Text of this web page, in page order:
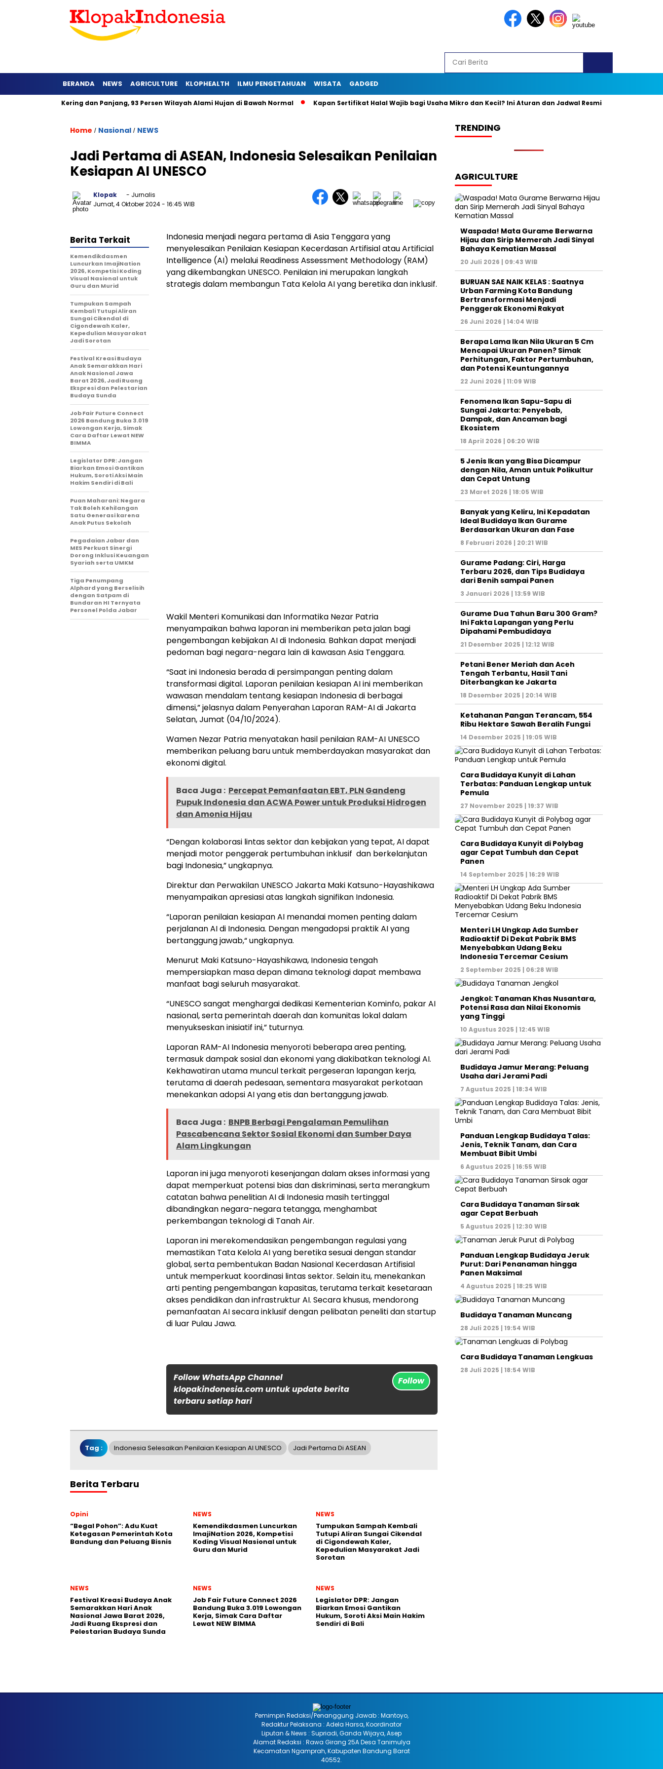
BERANDA NEWS AGRICULTURE KLOPHEALTH ILMU PENGETAHUAN WISATA GADGED
Lebih Kering dan Panjang, 93 Persen Wilayah Alami Hujan di Bawah Normal Kapan Sertifikat Halal Wajib bagi Usaha Mikro dan Kecil? Ini Aturan dan Jadwal Resminya
Home / Nasional / NEWS
Jadi Pertama di ASEAN, Indonesia Selesaikan Penilaian
Kesiapan AI UNESCO
Klopak
- Jurnalis
Jumat, 4 Oktober 2024- 16:45 WIB
Indonesia menjadi negara pertama di Asia Tenggara yang
menyelesaikan Penilaian Kesiapan Kecerdasan Artifisial atau Artificial
Intelligence (AI) melalui Readiness Assessment Methodology (RAM)
yang dikembangkan UNESCO. Penilaian ini merupakan langkah
strategis dalam membangun Tata Kelola AI yang beretika dan inklusif.
Wakil Menteri Komunikasi dan Informatika Nezar Patria
menyampaikan bahwa laporan ini memberikan peta jalan bagi
pengembangan kebijakan AI di Indonesia. Bahkan dapat menjadi
pedoman bagi negara-negara lain di kawasan Asia Tenggara.
“Saat ini Indonesia berada di persimpangan penting dalam
transformasi digital. Laporan penilaian kesiapan AI ini memberikan
wawasan mendalam tentang kesiapan Indonesia di berbagai
dimensi,” jelasnya dalam Penyerahan Laporan RAM-AI di Jakarta
Selatan, Jumat (04/10/2024).
Wamen Nezar Patria menyatakan hasil penilaian RAM-AI UNESCO
memberikan peluang baru untuk memberdayakan masyarakat dan
ekonomi digital.
Baca Juga : Percepat Pemanfaatan EBT, PLN Gandeng
Pupuk Indonesia dan ACWA Power untuk Produksi Hidrogen
dan Amonia Hijau
“Dengan kolaborasi lintas sektor dan kebijakan yang tepat, AI dapat
menjadi motor penggerak pertumbuhan inklusif dan berkelanjutan
bagi Indonesia,” ungkapnya.
Direktur dan Perwakilan UNESCO Jakarta Maki Katsuno-Hayashikawa
menyampaikan apresiasi atas langkah signifikan Indonesia.
“Laporan penilaian kesiapan AI menandai momen penting dalam
perjalanan AI di Indonesia. Dengan mengadopsi praktik AI yang
bertanggung jawab,“ ungkapnya.
Menurut Maki Katsuno-Hayashikawa, Indonesia tengah
mempersiapkan masa depan dimana teknologi dapat membawa
manfaat bagi seluruh masyarakat.
“UNESCO sangat menghargai dedikasi Kementerian Kominfo, pakar AI
nasional, serta pemerintah daerah dan komunitas lokal dalam
menyukseskan inisiatif ini,” tuturnya.
Laporan RAM-AI Indonesia menyoroti beberapa area penting,
termasuk dampak sosial dan ekonomi yang diakibatkan teknologi AI.
Kekhawatiran utama muncul terkait pergeseran lapangan kerja,
terutama di daerah pedesaan, sementara masyarakat perkotaan
menekankan adopsi AI yang etis dan bertanggung jawab.
Baca Juga : BNPB Berbagi Pengalaman Pemulihan
Pascabencana Sektor Sosial Ekonomi dan Sumber Daya
Alam Lingkungan
Laporan ini juga menyoroti kesenjangan dalam akses informasi yang
dapat memperkuat potensi bias dan diskriminasi, serta merangkum
catatan bahwa penelitian AI di Indonesia masih tertinggal
dibandingkan negara-negara tetangga, menghambat
perkembangan teknologi di Tanah Air.
Laporan ini merekomendasikan pengembangan regulasi yang
memastikan Tata Kelola AI yang beretika sesuai dengan standar
global, serta pembentukan Badan Nasional Kecerdasan Artifisial
untuk memperkuat koordinasi lintas sektor. Selain itu, menekankan
arti penting pengembangan kapasitas, terutama terkait kesetaraan
akses pendidikan dan infrastruktur AI. Secara khusus, mendorong
pemanfaatan AI secara inklusif dengan pelibatan peneliti dan startup
di luar Pulau Jawa.
Follow WhatsApp Channel
klopakindonesia.com untuk update berita
terbaru setiap hari
Follow
Berita Terkait
Kemendikdasmen
Luncurkan ImajiNation
2026, Kompetisi Koding
Visual Nasional untuk
Guru dan Murid
Tumpukan Sampah
Kembali Tutupi Aliran
Sungai Cikendal di
Cigondewah Kaler,
Kepedulian Masyarakat
Jadi Sorotan
Festival Kreasi Budaya
Anak Semarakkan Hari
Anak Nasional Jawa
Barat 2026, Jadi Ruang
Ekspresi dan Pelestarian
Budaya Sunda
Job Fair Future Connect
2026 Bandung Buka 3.019
Lowongan Kerja, Simak
Cara Daftar Lewat NEW
BIMMA
Legislator DPR: Jangan
Biarkan Emosi Gantikan
Hukum, Soroti Aksi Main
Hakim Sendiri di Bali
Puan Maharani: Negara
Tak Boleh Kehilangan
Satu Generasi karena
Anak Putus Sekolah
Pegadaian Jabar dan
MES Perkuat Sinergi
Dorong Inklusi Keuangan
Syariah serta UMKM
Tiga Penumpang
Alphard yang Berselisih
dengan Satpam di
Bundaran HI Ternyata
Personel Polda Jabar
Tag : Indonesia Selesaikan Penilaian Kesiapan AI UNESCO Jadi Pertama Di ASEAN
Berita Terbaru
Opini
“Begal Pohon”: Adu Kuat
Ketegasan Pemerintah Kota
Bandung dan Peluang Bisnis
NEWS
Kemendikdasmen Luncurkan
ImajiNation 2026, Kompetisi
Koding Visual Nasional untuk
Guru dan Murid
NEWS
Tumpukan Sampah Kembali
Tutupi Aliran Sungai Cikendal
di Cigondewah Kaler,
Kepedulian Masyarakat Jadi
Sorotan
NEWS
Festival Kreasi Budaya Anak
Semarakkan Hari Anak
Nasional Jawa Barat 2026,
Jadi Ruang Ekspresi dan
Pelestarian Budaya Sunda
NEWS
Job Fair Future Connect 2026
Bandung Buka 3.019 Lowongan
Kerja, Simak Cara Daftar
Lewat NEW BIMMA
NEWS
Legislator DPR: Jangan
Biarkan Emosi Gantikan
Hukum, Soroti Aksi Main Hakim
Sendiri di Bali
TRENDING
AGRICULTURE
Waspada! Mata Gurame Berwarna
Hijau dan Sirip Memerah Jadi Sinyal
Bahaya Kematian Massal
20 Juli 2026 | 09:43 WIB
BURUAN SAE NAIK KELAS : Saatnya
Urban Farming Kota Bandung
Bertransformasi Menjadi
Penggerak Ekonomi Rakyat
26 Juni 2026 | 14:04 WIB
Berapa Lama Ikan Nila Ukuran 5 Cm
Mencapai Ukuran Panen? Simak
Perhitungan, Faktor Pertumbuhan,
dan Potensi Keuntungannya
22 Juni 2026 | 11:09 WIB
Fenomena Ikan Sapu-Sapu di
Sungai Jakarta: Penyebab,
Dampak, dan Ancaman bagi
Ekosistem
18 April 2026 | 06:20 WIB
5 Jenis Ikan yang Bisa Dicampur
dengan Nila, Aman untuk Polikultur
dan Cepat Untung
23 Maret 2026 | 18:05 WIB
Banyak yang Keliru, Ini Kepadatan
Ideal Budidaya Ikan Gurame
Berdasarkan Ukuran dan Fase
8 Februari 2026 | 20:21 WIB
Gurame Padang: Ciri, Harga
Terbaru 2026, dan Tips Budidaya
dari Benih sampai Panen
3 Januari 2026 | 13:59 WIB
Gurame Dua Tahun Baru 300 Gram?
Ini Fakta Lapangan yang Perlu
Dipahami Pembudidaya
21 Desember 2025 | 12:12 WIB
Petani Bener Meriah dan Aceh
Tengah Terbantu, Hasil Tani
Diterbangkan ke Jakarta
18 Desember 2025 | 20:14 WIB
Ketahanan Pangan Terancam, 554
Ribu Hektare Sawah Beralih Fungsi
14 Desember 2025 | 19:05 WIB
Cara Budidaya Kunyit di Lahan
Terbatas: Panduan Lengkap untuk
Pemula
27 November 2025 | 19:37 WIB
Cara Budidaya Kunyit di Polybag
agar Cepat Tumbuh dan Cepat
Panen
14 September 2025 | 16:29 WIB
Menteri LH Ungkap Ada Sumber
Radioaktif Di Dekat Pabrik BMS
Menyebabkan Udang Beku
Indonesia Tercemar Cesium
2 September 2025 | 06:28 WIB
Jengkol: Tanaman Khas Nusantara,
Potensi Rasa dan Nilai Ekonomis
yang Tinggi
10 Agustus 2025 | 12:45 WIB
Budidaya Jamur Merang: Peluang
Usaha dari Jerami Padi
7 Agustus 2025 | 18:34 WIB
Panduan Lengkap Budidaya Talas:
Jenis, Teknik Tanam, dan Cara
Membuat Bibit Umbi
6 Agustus 2025 | 16:55 WIB
Cara Budidaya Tanaman Sirsak
agar Cepat Berbuah
5 Agustus 2025 | 12:30 WIB
Panduan Lengkap Budidaya Jeruk
Purut: Dari Penanaman hingga
Panen Maksimal
4 Agustus 2025 | 18:25 WIB
Budidaya Tanaman Muncang
28 Juli 2025 | 19:54 WIB
Cara Budidaya Tanaman Lengkuas
28 Juli 2025 | 18:54 WIB
Pemimpin Redaksi/Penanggung Jawab : Mantoyo,
Redaktur Pelaksana : Adela Harsa, Koordinator
Liputan & News : Supriadi, Ganda Wijaya, Asep
Alamat Redaksi : Rawa Girang 25A Desa Tanimulya
Kecamatan Ngamprah, Kabupaten Bandung Barat
40552.